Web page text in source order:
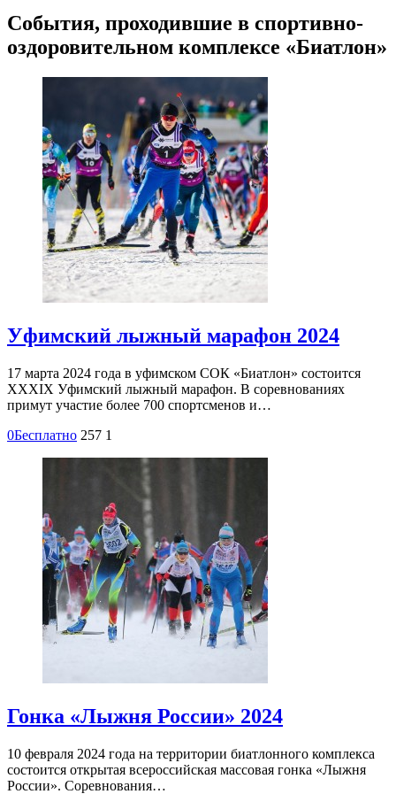
События, проходившие в спортивно-
оздоровительном комплексе «Биатлон»
Уфимский лыжный марафон 2024
17 марта 2024 года в уфимском СОК «Биатлон» состоится
XXXIX Уфимский лыжный марафон. В соревнованиях
примут участие более 700 спортсменов и…
0Бесплатно 257 1
Гонка «Лыжня России» 2024
10 февраля 2024 года на территории биатлонного комплекса
состоится открытая всероссийская массовая гонка «Лыжня
России». Соревнования…